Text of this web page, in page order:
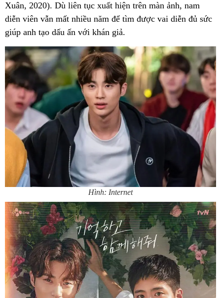
Xuân, 2020). Dù liên tục xuất hiện trên màn ảnh, nam
diễn viên vẫn mất nhiều năm để tìm được vai diễn đủ sức
giúp anh tạo dấu ấn với khán giả.
Hình: Internet